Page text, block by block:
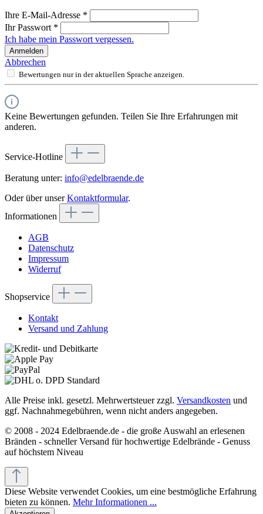
Ihre E-Mail-Adresse *
Ihr Passwort *
Ich habe mein Passwort vergessen.
Anmelden
Abbrechen
Bewertungen nur in der aktuellen Sprache anzeigen.
Keine Bewertungen gefunden. Teilen Sie Ihre Erfahrungen mit
anderen.
Service-Hotline
Beratung unter: info@edelbraende.de
Oder über unserKontaktformular.
Informationen
AGB
Datenschutz
Impressum
Widerruf
Shopservice
Kontakt
Versand und Zahlung
Alle Preise inkl. gesetzl. Mehrwertsteuer zzgl. Versandkosten und
ggf. Nachnahmegebühren, wenn nicht anders angegeben.
© 2008 - 2024 Edelbraende.de - die große Auswahl an erlesenen
Bränden - schneller Versand für hochwertige Edelbrände - Genuss
auf höchstem Niveau
Diese Website verwendet Cookies, um eine bestmögliche Erfahrung
bieten zu können. Mehr Informationen ...